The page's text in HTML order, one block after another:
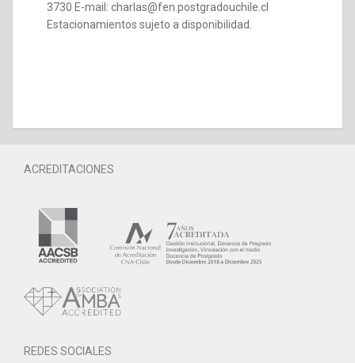
3730 E-mail: charlas@fen.postgradouchile.cl
Estacionamientos sujeto a disponibilidad.
ACREDITACIONES
REDES SOCIALES